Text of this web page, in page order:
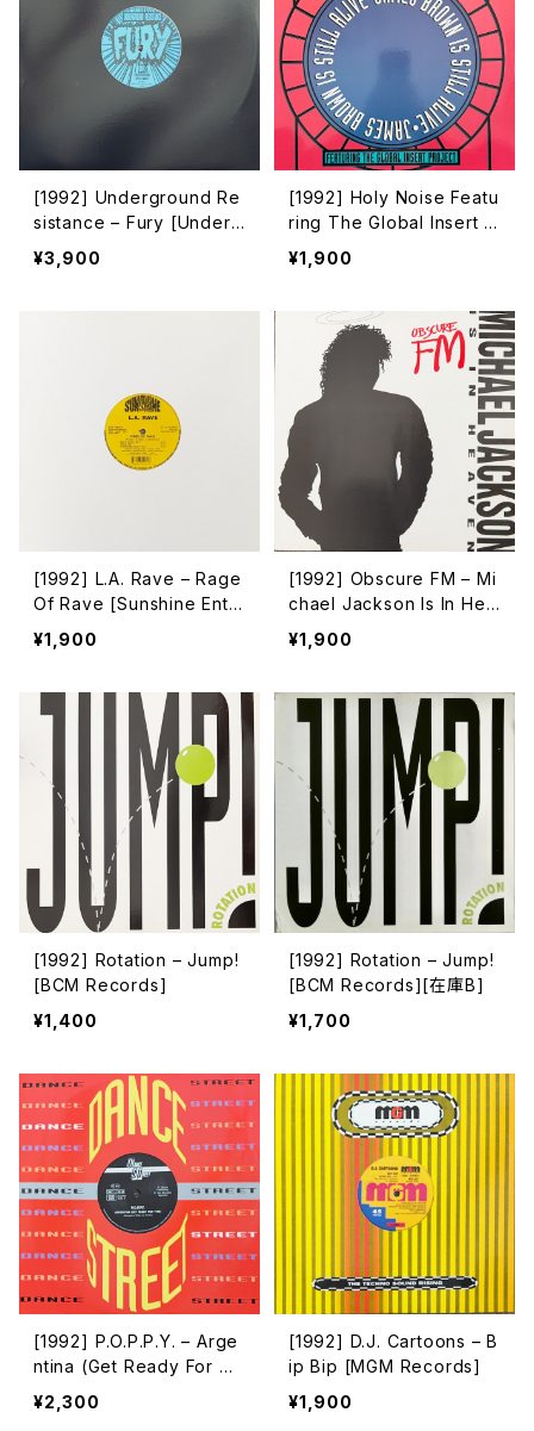
[1992] Underground Re
sistance – Fury [Underg
round Resistance]
¥3,900
[1992] Holy Noise Featu
ring The Global Insert P
roject – James Brown Is
Still Alive [Watts Music]
¥1,900
[1992] L.A. Rave – Rage
Of Rave [Sunshine Ente
rtainment]
¥1,900
[1992] Obscure FM – Mi
chael Jackson Is In Hea
ven Now [Total Recall]
¥1,900
[1992] Rotation – Jump!
[BCM Records]
¥1,400
[1992] Rotation – Jump!
[BCM Records][在庫B]
¥1,700
[1992] P.O.P.P.Y. – Arge
ntina (Get Ready For Th
is) [Dance Street]
¥2,300
[1992] D.J. Cartoons – B
ip Bip [MGM Records]
¥1,900